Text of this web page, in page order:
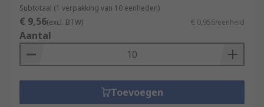
Subtotaal (1 verpakking van 10 eenheden)
€ 9,56(excl. BTW) € 0,956/eenheid
Aantal
Toevoegen